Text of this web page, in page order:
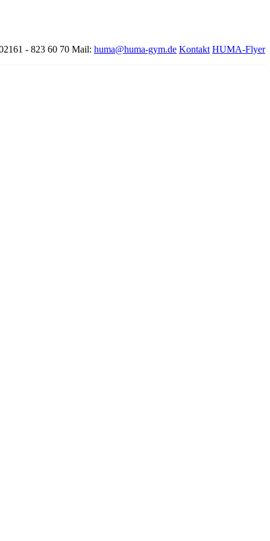
- 823 60 70 Mail: huma@huma-gym.de Kontakt HUMA-Flyer